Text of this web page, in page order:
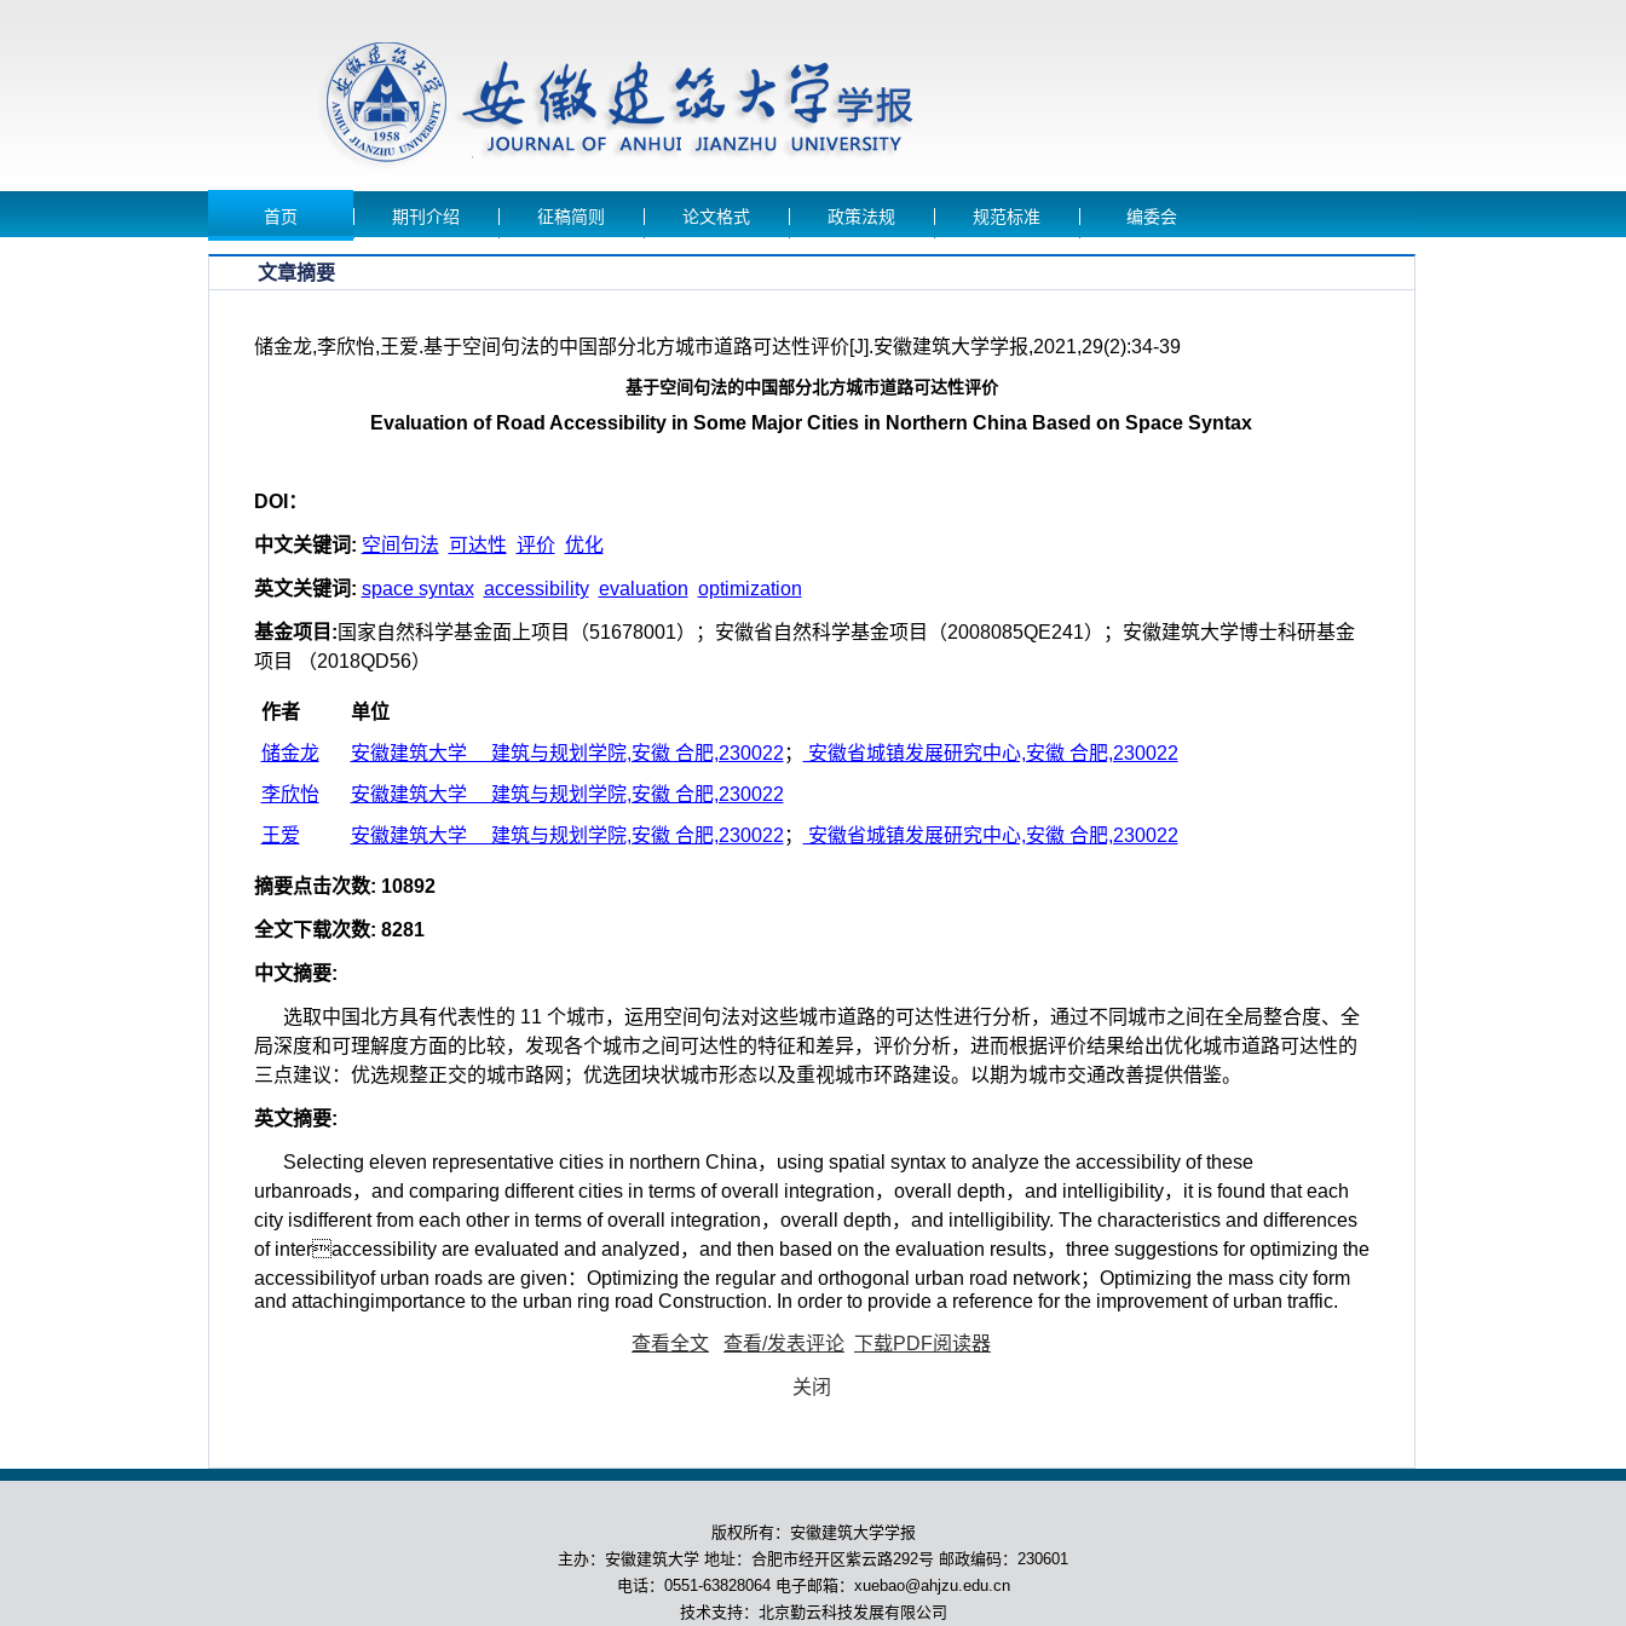
首页 期刊介绍 征稿简则 论文格式 政策法规 规范标准 编委会
文章摘要
储金龙,李欣怡,王爱.基于空间句法的中国部分北方城市道路可达性评价[J].安徽建筑大学学报,2021,29(2):34-39
基于空间句法的中国部分北方城市道路可达性评价
Evaluation of Road Accessibility in Some Major Cities in Northern China Based on Space Syntax
DOI：
中文关键词: 空间句法 可达性 评价 优化
英文关键词: space syntax accessibility evaluation optimization
基金项目 : 国家自然科学基金面上项目（51678001）；安徽省自然科学基金项目（2008085QE241）；安徽建筑大学博士科研基金
项目 （2018QD56）
作者
单位
储金龙
安徽建筑大学 建筑与规划学院,安徽 合肥,230022 ；
安徽省城镇发展研究中心,安徽 合肥,230022
李欣怡
安徽建筑大学 建筑与规划学院,安徽 合肥,230022
王爱
安徽建筑大学 建筑与规划学院,安徽 合肥,230022 ； 安徽省城镇发展研究中心,安徽 合肥,230022
摘要点击次数: 10892
全文下载次数: 8281
中文摘要:
选取中国北方具有代表性的 11 个城市，运用空间句法对这些城市道路的可达性进行分析，通过不同城市之间在全局整合度、全
局深度和可理解度方面的比较，发现各个城市之间可达性的特征和差异，评价分析，进而根据评价结果给出优化城市道路可达性的
三点建议：优选规整正交的城市路网；优选团块状城市形态以及重视城市环路建设。以期为城市交通改善提供借鉴。
英文摘要:
Selecting eleven representative cities in northern China，using spatial syntax to analyze the accessibility of these
urbanroads，and comparing different cities in terms of overall integration，overall depth，and intelligibility，it is found that each
city isdifferent from each other in terms of overall integration，overall depth，and intelligibility. The characteristics and differences
of interaccessibility are evaluated and analyzed，and then based on the evaluation results，three suggestions for optimizing the
accessibilityof urban roads are given：Optimizing the regular and orthogonal urban road network；Optimizing the mass city form
and attachingimportance to the urban ring road Construction. In order to provide a reference for the improvement of urban traffic.
查看全文 查看/发表评论 下载PDF阅读器
关闭
版权所有：安徽建筑大学学报
主办：安徽建筑大学 地址：合肥市经开区紫云路292号 邮政编码：230601
电话：0551-63828064 电子邮箱：xuebao@ahjzu.edu.cn
技术支持：北京勤云科技发展有限公司